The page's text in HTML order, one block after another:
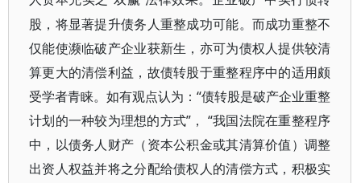
股，将显著提升债务人重整成功可能。而成功重整不
仅能使濒临破产企业获新生，亦可为债权人提供较清
算更大的清偿利益，故债转股于重整程序中的适用颇
受学者青睐。如有观点认为：“债转股是破产企业重整
计划的一种较为理想的方式”， “我国法院在重整程序
中，以债务人财产（资本公积金或其清算价值）调整
出资人权益并将之分配给债权人的清偿方式，积极实